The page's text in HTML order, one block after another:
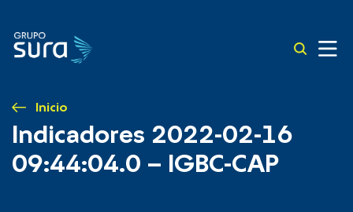
Inicio
Indicadores 2022-02-16
09:44:04.0 – IGBC-CAP